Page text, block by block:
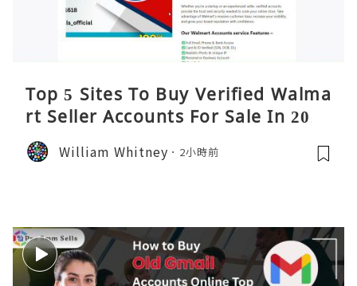
Top 5 Sites To Buy Verified Walma
rt Seller Accounts For Sale In 2026
William Whitney 2小時前